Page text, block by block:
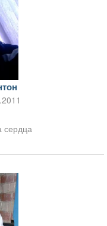
сердца